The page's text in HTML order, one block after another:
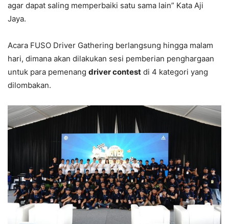
agar dapat saling memperbaiki satu sama lain” Kata Aji
Jaya.
Acara FUSO Driver Gathering berlangsung hingga malam
hari, dimana akan dilakukan sesi pemberian penghargaan
untuk para pemenang driver contest di 4 kategori yang
dilombakan.